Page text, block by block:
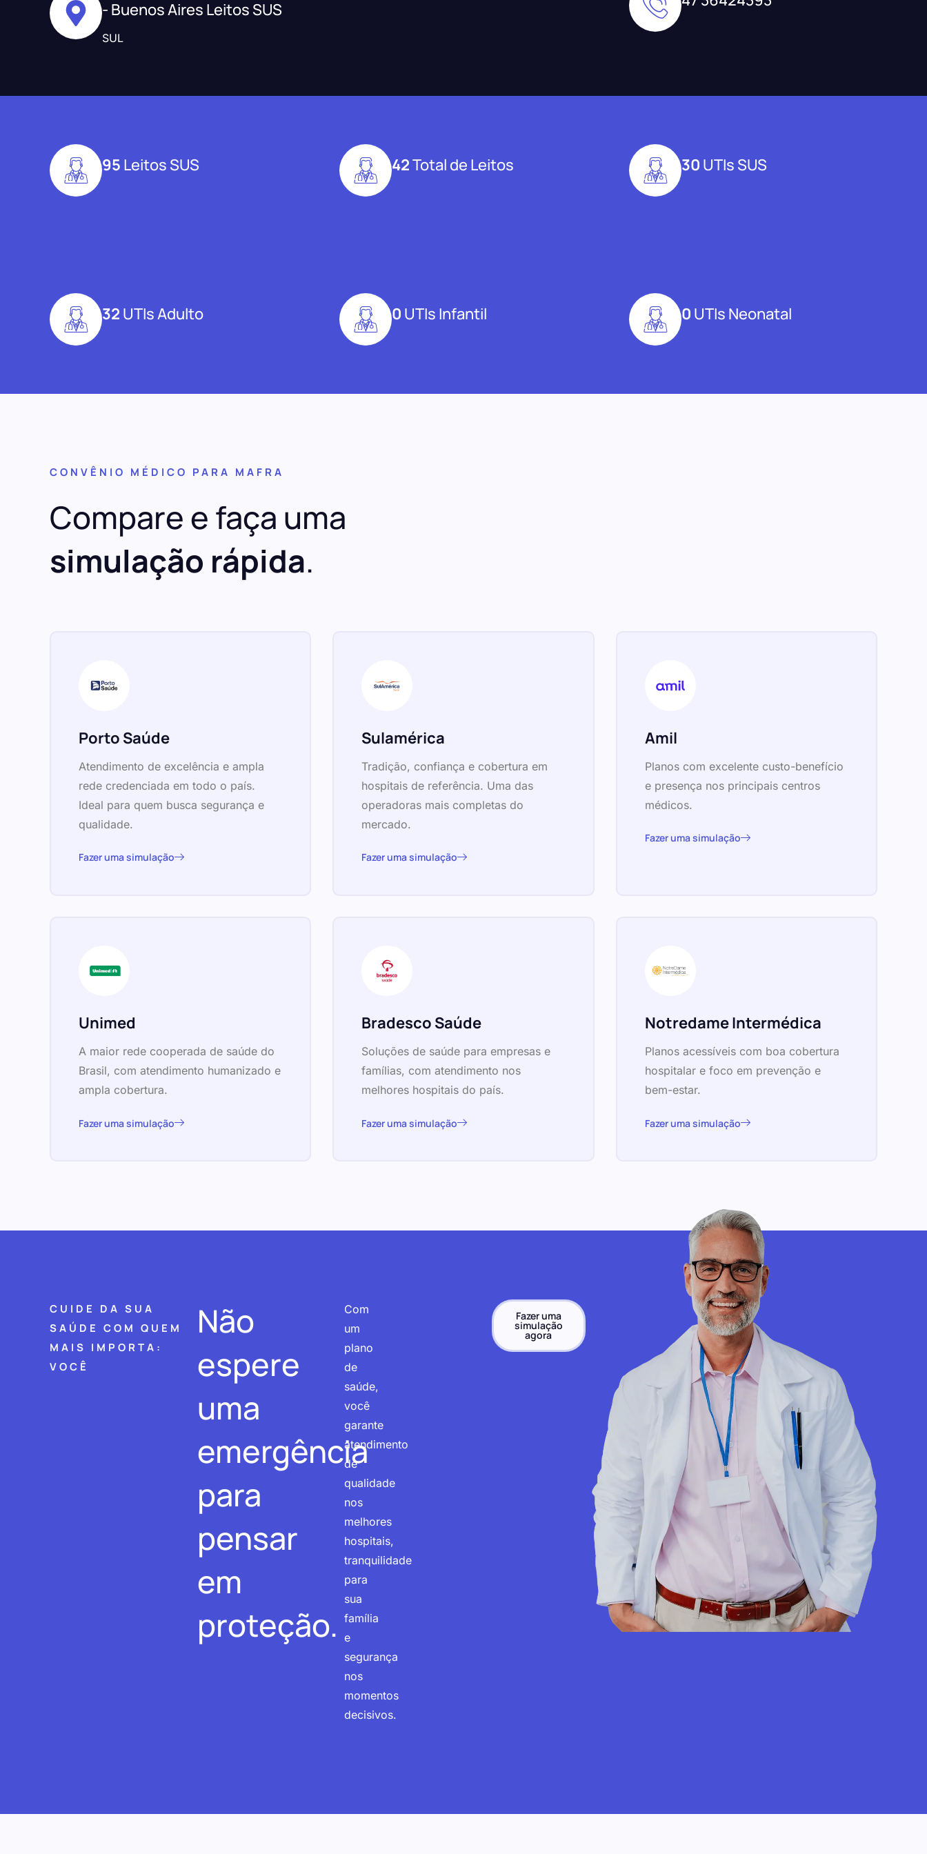
- Buenos Aires Leitos SUS
SUL
95 Leitos SUS 42Total de Leitos 30 UTIs SUS
32 UTIs Adulto 0 UTIs Infantil 0 UTIs Neonatal
CONVÊNIO MÉDICO PARA MAFRA
Compare e faça uma
simulação rápida.
Porto Saúde
Atendimento de excelência e ampla
rede credenciada em todo o país.
Ideal para quem busca segurança e
qualidade.
Fazer uma simulação
Sulamérica
Tradição, confiança e cobertura em
hospitais de referência. Uma das
operadoras mais completas do
mercado.
Fazer uma simulação
Amil
Planos com excelente custo-benefício
e presença nos principais centros
médicos.
Fazer uma simulação
Unimed
A maior rede cooperada de saúde do
Brasil, com atendimento humanizado e
ampla cobertura.
Fazer uma simulação
Bradesco Saúde
Soluções de saúde para empresas e
famílias, com atendimento nos
melhores hospitais do país.
Fazer uma simulação
Notredame Intermédica
Planos acessíveis com boa cobertura
hospitalar e foco em prevenção e
bem-estar.
Fazer uma simulação
CUIDE DA SUA
SAÚDE COM QUEM
MAIS IMPORTA:
VOCÊ
Não
espere
uma
emergência
para
pensar
em
proteção.
Com
um
plano
de
saúde,
você
garante
atendimento
de
qualidade
nos
melhores
hospitais,
tranquilidade
para
sua
família
e
segurança
nos
momentos
decisivos.
Fazer uma
simulação
agora